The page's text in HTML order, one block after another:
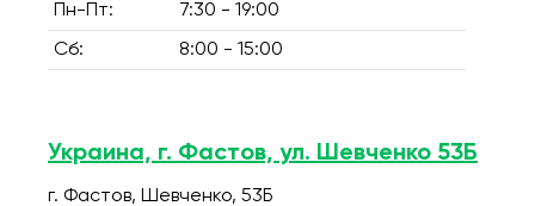
Пн-Пт: 7:30 - 19:00
Сб: 8:00 - 15:00
Украина, г. Фастов, ул. Шевченко 53Б
г. Фастов, Шевченко, 53Б